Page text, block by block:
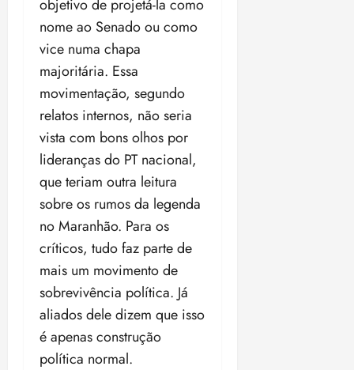
objetivo de projetá-la como
nome ao Senado ou como
vice numa chapa
majoritária. Essa
movimentação, segundo
relatos internos, não seria
vista com bons olhos por
lideranças do PT nacional,
que teriam outra leitura
sobre os rumos da legenda
no Maranhão. Para os
críticos, tudo faz parte de
mais um movimento de
sobrevivência política. Já
aliados dele dizem que isso
é apenas construção
política normal.